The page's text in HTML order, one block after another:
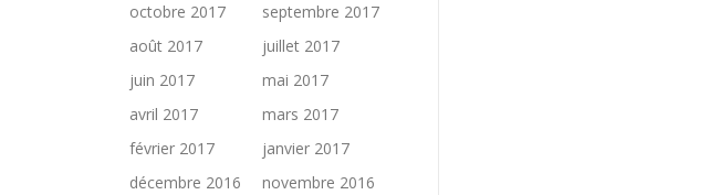
octobre 2017
septembre 2017
août 2017
juillet 2017
juin 2017
mai 2017
avril 2017
mars 2017
février 2017
janvier 2017
décembre 2016
novembre 2016